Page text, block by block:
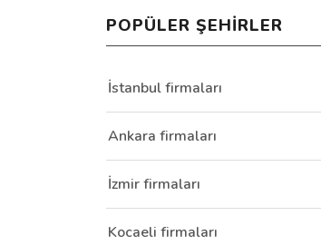
POPÜLER ŞEHIRLER
İstanbul firmaları
Ankara firmaları
İzmir firmaları
Kocaeli firmaları